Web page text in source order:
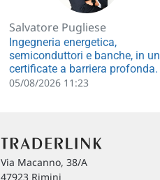
Salvatore Pugliese
Ingegneria energetica,
semiconduttori e banche, in un
certificate a barriera profonda.
05/08/2026 11:23
Via Macanno, 38/A
47923 Rimini